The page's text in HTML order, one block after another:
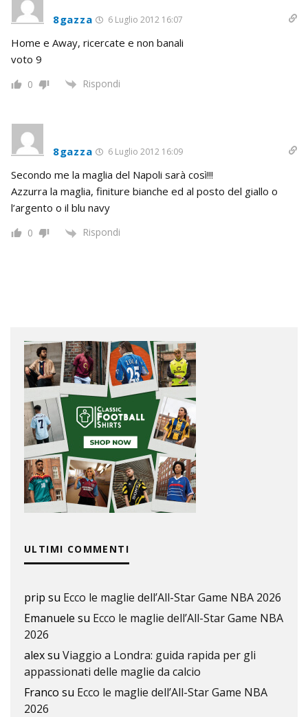
8gazza 6 Luglio 2012 16:07
Home e Away, ricercate e non banali
voto 9
0 Rispondi
8gazza 6 Luglio 2012 16:09
Secondo me la maglia del Napoli sarà così!!!
Azzurra la maglia, finiture bianche ed al posto del giallo o
l’argento o il blu navy
0 Rispondi
ULTIMI COMMENTI
prip su Ecco le maglie dell’All-Star Game NBA 2026
Emanuele su Ecco le maglie dell’All-Star Game NBA
2026
alexsu Viaggio a Londra: guida rapida per gli
appassionati delle maglie da calcio
Franco su Ecco le maglie dell’All-Star Game NBA
2026